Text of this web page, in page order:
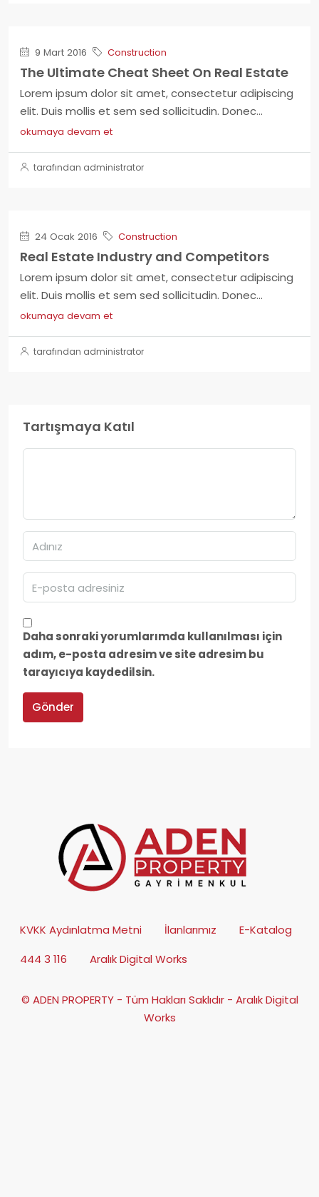
9 Mart 2016 Construction
The Ultimate Cheat Sheet On Real Estate
Lorem ipsum dolor sit amet, consectetur adipiscing
elit. Duis mollis et sem sed sollicitudin. Donec...
okumaya devam et
tarafından administrator
24 Ocak 2016 Construction
Real Estate Industry and Competitors
Lorem ipsum dolor sit amet, consectetur adipiscing
elit. Duis mollis et sem sed sollicitudin. Donec...
okumaya devam et
tarafından administrator
Tartışmaya Katıl
Daha sonraki yorumlarımda kullanılması için
adım, e-posta adresim ve site adresim bu
tarayıcıya kaydedilsin.
Gönder
KVKK Aydınlatma Metni İlanlarımız
E-Katalog
444 3 116
Aralık Digital Works
© ADEN PROPERTY - Tüm Hakları Saklıdır - Aralık Digital
Works